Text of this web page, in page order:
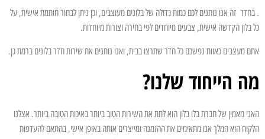
. בחדר זה אנו נותנים לכם כמות גדולה של בלונים מעוצבים, וכן ניתן לבחור חותמת אישית, על
כל בלון הקדשה אישית, צבעים מיוחדים לפי בחירה וצורות מיוחדות.
אתם מעצבים כאוות נפשכם כל חדר שתרצו בבית, ואנו נותנים את שירות חדר בלונים ברמת גן.
מה הייחוד שלנו?
האני מאמין של חברת בלו בלון הוא לתת את השירות הטוב ביותר באיכות הטובה ביותר. אצלנו
הלקוח הוא המלך אנו מתאימים את ההזמנה ומייצרים אותה באופן אישי, בהתאם להעדפות